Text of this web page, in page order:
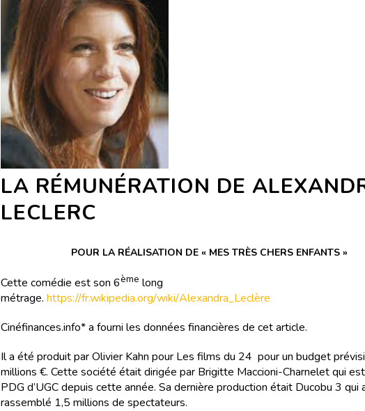
LA RÉMUNÉRATION DE
LECLERC
POUR LA RÉALISATION DE « MES TRÈS CHERS ENFANTS »
Cette comédie est son 6ème long
métrage. https://fr.wikipedia.org/wiki/Alexandra_Leclère
Cinéfinances.info* a fourni les données financières de cet article.
Il a été produit par Olivier Kahn pour Les films du 24 pour un budget
millions €. Cette société était dirigée par Brigitte Maccioni-Charnelet qui
PDG d’UGC depuis cette année. Sa dernière production était Ducobu 3 qui
rassemblé 1,5 millions de spectateurs.